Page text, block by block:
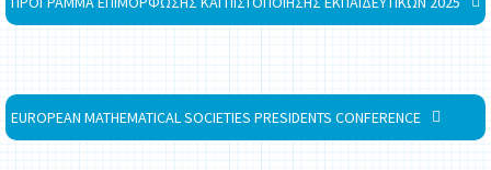
EUROPEAN MATHEMATICAL SOCIETIES PRESIDENTS CONFERENCE